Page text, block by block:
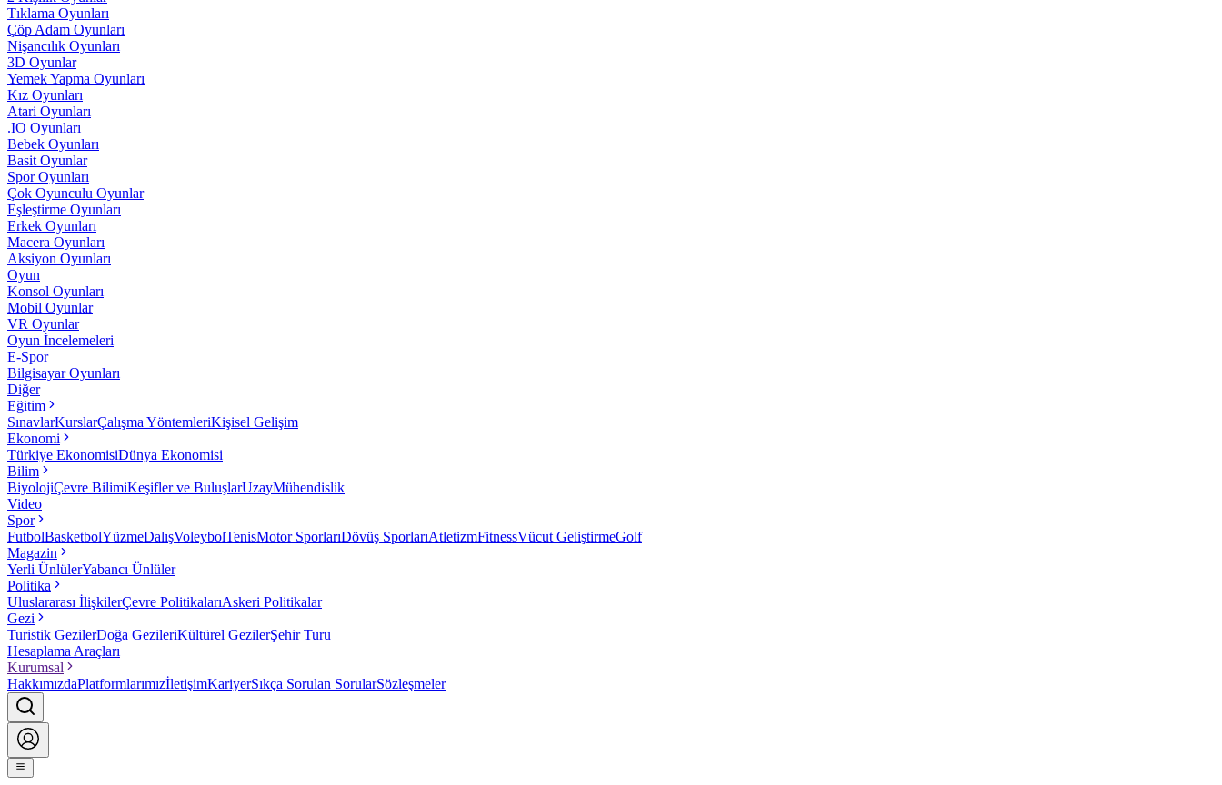
Tıklama Oyunları
Çöp Adam Oyunları
Nişancılık Oyunları
3D Oyunlar
Yemek Yapma Oyunları
Kız Oyunları
Atari Oyunları
.IO Oyunları
Bebek Oyunları
Basit Oyunlar
Spor Oyunları
Çok Oyunculu Oyunlar
Eşleştirme Oyunları
Erkek Oyunları
Macera Oyunları
Aksiyon Oyunları
Oyun
Konsol Oyunları
Mobil Oyunlar
VR Oyunlar
Oyun İncelemeleri
E-Spor
Bilgisayar Oyunları
Diğer
Eğitim
SınavlarKurslarÇalışma YöntemleriKişisel Gelişim
Ekonomi
Türkiye EkonomisiDünya Ekonomisi
Bilim
BiyolojiÇevre BilimiKeşifler ve BuluşlarUzayMühendislik
Video
Spor
FutbolBasketbolYüzmeDalışVoleybolTenisMotor SporlarıDövüş SporlarıAtletizmFitnessVücut GeliştirmeGolf
Magazin
Yerli ÜnlülerYabancı Ünlüler
Politika
Uluslararası İlişkilerÇevre PolitikalarıAskeri Politikalar
Gezi
Turistik GezilerDoğa GezileriKültürel GezilerŞehir Turu
Hesaplama Araçları
Kurumsal
HakkımızdaPlatformlarımızİletişimKariyerSıkça Sorulan SorularSözleşmeler